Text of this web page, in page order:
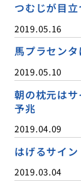
つむじが目
2019.05.16
馬プラセン
2019.05.10
朝の枕元は
予兆
2019.04.09
はげるサイ
2019.03.04